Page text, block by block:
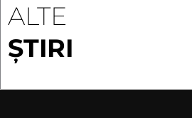
ALTE
ȘTIRI